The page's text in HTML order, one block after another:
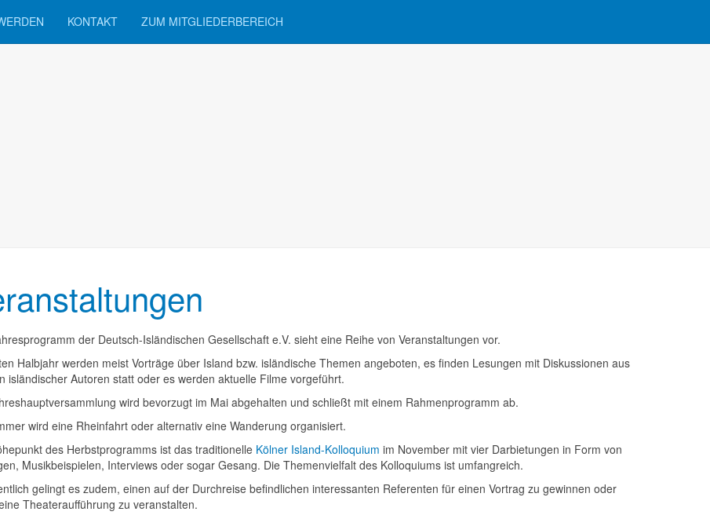
KONTAKT ZUM MITGLIEDERBEREICH
der Deutsch-Isländischen Gesellschaft e.V. sieht eine Reihe von Veranstaltungen vor.
Halbjahr werden meist Vorträge über Island bzw. isländische Themen angeboten, es finden Lesungen mit Diskussionen aus
isländischer Autoren statt oder es werden aktuelle Filme vorgeführt.
wird bevorzugt im Mai abgehalten und schließt mit einem Rahmenprogramm ab.
wird eine Rheinfahrt oder alternativ eine Wanderung organisiert.
des Herbstprogramms ist das traditionelle Kölner Island-Kolloquium im November mit vier Darbietungen in Form von
Musikbeispielen, Interviews oder sogar Gesang. Die Themenvielfalt des Kolloquiums ist umfangreich.
gelingt es zudem, einen auf der Durchreise befindlichen interessanten Referenten für einen Vortrag zu gewinnen oder
Theateraufführung zu veranstalten.